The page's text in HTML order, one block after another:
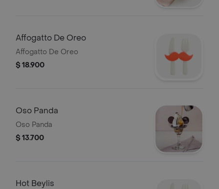
Affogatto De Oreo
Affogatto De Oreo
$ 18.900
Oso Panda
Oso Panda
$ 13.700
Hot Beylis